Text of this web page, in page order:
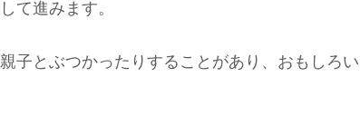
て進みます。
子とぶつかったりすることがあり、おもしろい